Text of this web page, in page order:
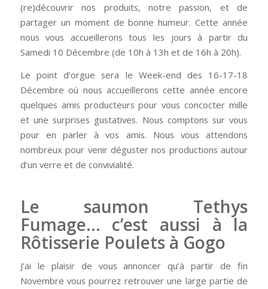
(re)découvrir nos produits, notre passion, et de
partager un moment de bonne humeur. Cette année
nous vous accueillerons tous les jours à partir du
Samedi 10 Décembre (de 10h à 13h et de 16h à 20h).
Le point d’orgue sera le Week-end des 16-17-18
Décembre où nous accueillerons cette année encore
quelques amis producteurs pour vous concocter mille
et une surprises gustatives. Nous comptons sur vous
pour en parler à vos amis. Nous vous attendons
nombreux pour venir déguster nos productions autour
d’un verre et de convivialité.
Le saumon Tethys
Fumage… c’est aussi à la
Rôtisserie Poulets à Gogo
J’ai le plaisir de vous annoncer qu’à partir de fin
Novembre vous pourrez retrouver une large partie de